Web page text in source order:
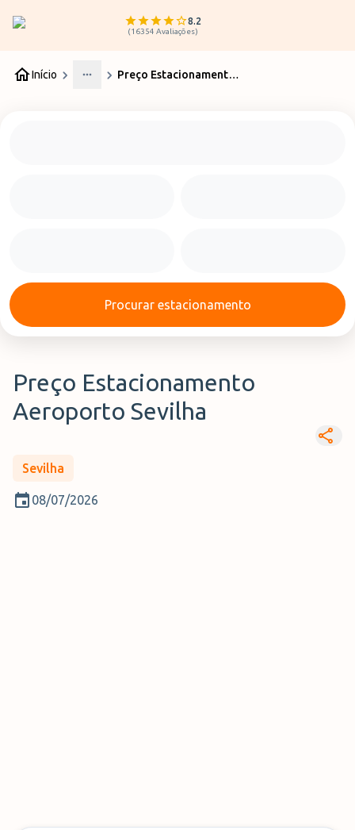
8.2
(16354 Avaliações)
Início
More
Preço Estacionamento Aeroporto Sevilha
Procurar estacionamento
Preço Estacionamento
Aeroporto Sevilha
Sevilha
08/07/2026